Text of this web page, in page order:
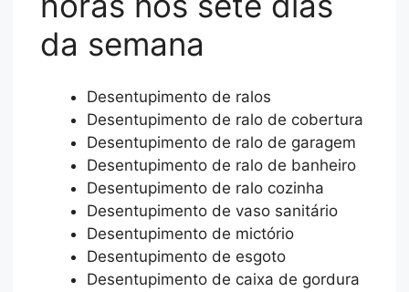
da semana
Desentupimento de ralos
Desentupimento de ralo de cobertura
Desentupimento de ralo de garagem
Desentupimento de ralo de banheiro
Desentupimento de ralo cozinha
Desentupimento de vaso sanitário
Desentupimento de mictório
Desentupimento de esgoto
Desentupimento de caixa de gordura